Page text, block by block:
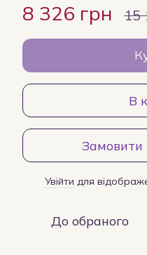
8 326 грн 15
В
Замовити
Увійти для
До обраного